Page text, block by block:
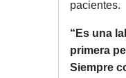
pacientes.
“Es una
primera
Siempre